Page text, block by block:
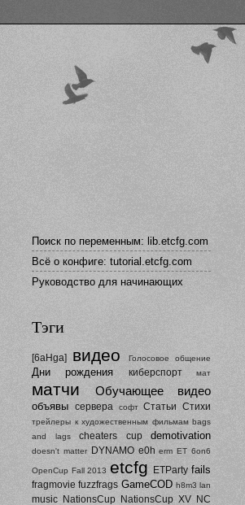
Поиск по переменным: lib.etcfg.com
Всё о конфиге: tutorial.etcfg.com
Руководство для начинающих
Тэги
[6aHga] видео Голосовое общение
Дни рождения киберспорт мат
матчи Обучающее видео
объявы сервера софт Статьи Стихи
трейлеры к художественным фильмам bags
and lags
cheaters cup demotivation
doesn't matter DYNAMO e0h erm ET 6on6
OpenCup Fall 2013 etcfg ETParty fails
fragmovie fuzzfrags GameCOD h8m3 lan
music NationsCup NationsCup XV
NC